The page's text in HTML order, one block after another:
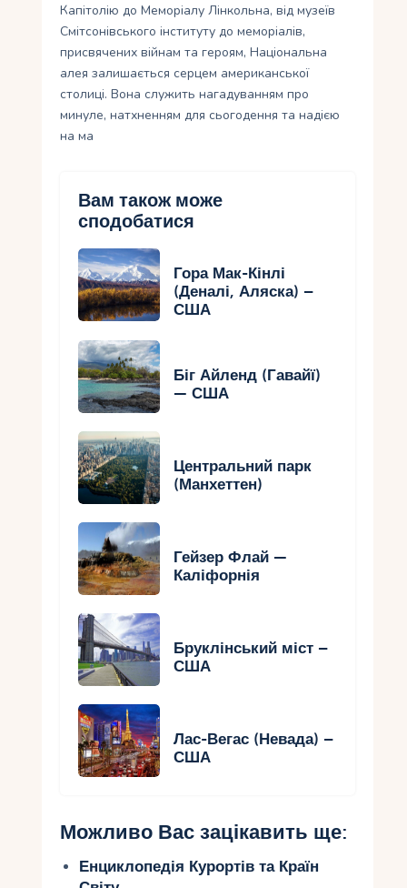
Капітолію до Меморіалу Лінкольна, від музеїв
Смітсонівського інституту до меморіалів,
присвячених війнам та героям, Національна
алея залишається серцем американської
столиці. Вона служить нагадуванням про
минуле, натхненням для сьогодення та надією
на ма
Вам також може
сподобатися
Гора Мак-Кінлі
(Деналі, Аляска) –
США
Біг Айленд (Гавайї)
— США
Центральний парк
(Манхеттен)
Гейзер Флай —
Каліфорнія
Бруклінський міст –
США
Лас-Вегас (Невада) –
США
Можливо Вас зацікавить ще:
Енциклопедія Курортів та Країн